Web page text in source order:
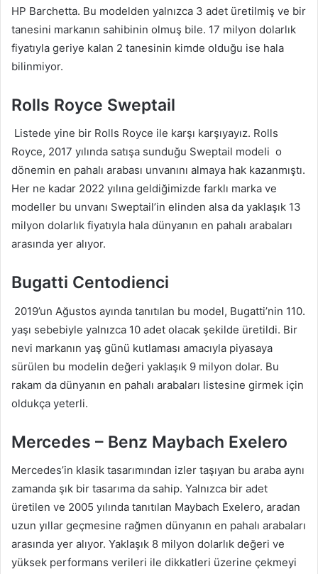
HP Barchetta. Bu modelden yalnızca 3 adet üretilmiş ve bir
tanesini markanın sahibinin olmuş bile. 17 milyon dolarlık
fiyatıyla geriye kalan 2 tanesinin kimde olduğu ise hala
bilinmiyor.
Rolls Royce Sweptail
Listede yine bir Rolls Royce ile karşı karşıyayız. Rolls
Royce, 2017 yılında satışa sunduğu Sweptail modeli o
dönemin en pahalı arabası unvanını almaya hak kazanmıştı.
Her ne kadar 2022 yılına geldiğimizde farklı marka ve
modeller bu unvanı Sweptail’in elinden alsa da yaklaşık 13
milyon dolarlık fiyatıyla hala dünyanın en pahalı arabaları
arasında yer alıyor.
Bugatti Centodienci
2019’un Ağustos ayında tanıtılan bu model, Bugatti’nin 110.
yaşı sebebiyle yalnızca 10 adet olacak şekilde üretildi. Bir
nevi markanın yaş günü kutlaması amacıyla piyasaya
sürülen bu modelin değeri yaklaşık 9 milyon dolar. Bu
rakam da dünyanın en pahalı arabaları listesine girmek için
oldukça yeterli.
Mercedes – Benz Maybach Exelero
Mercedes’in klasik tasarımından izler taşıyan bu araba aynı
zamanda şık bir tasarıma da sahip. Yalnızca bir adet
üretilen ve 2005 yılında tanıtılan Maybach Exelero, aradan
uzun yıllar geçmesine rağmen dünyanın en pahalı arabaları
arasında yer alıyor. Yaklaşık 8 milyon dolarlık değeri ve
yüksek performans verileri ile dikkatleri üzerine çekmeyi